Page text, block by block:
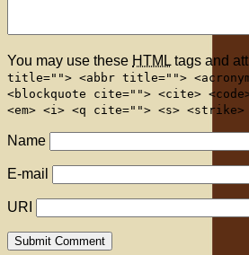
You may use these HTML tags and
title=""> <abbr title="">
<blockquote cite=""> <cite>
<em> <i> <q cite=""> <s> <strike>
Name
E-mail
URI